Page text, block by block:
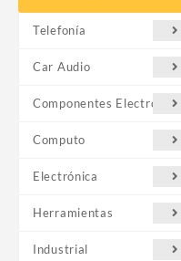
Telefonía
Car Audio
Componentes Electrónicos
Computo
Electrónica
Herramientas
Industrial